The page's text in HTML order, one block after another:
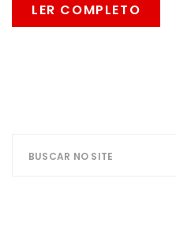
LER COMPLETO